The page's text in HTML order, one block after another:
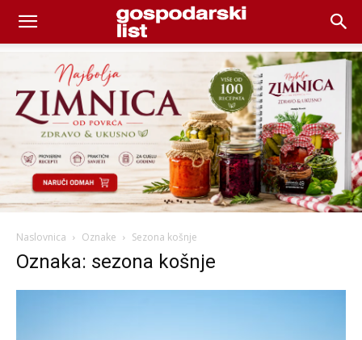
Naslovnica Oznake Sezona košnje
Oznaka: sezona košnje